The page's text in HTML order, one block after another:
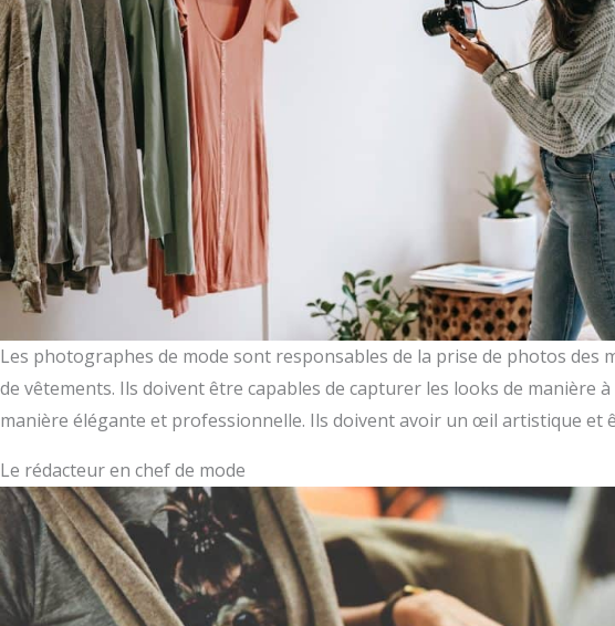
Les photographes de mode sont responsables de la prise de photos des
de vêtements. Ils doivent être capables de capturer les looks de manière
manière élégante et professionnelle. Ils doivent avoir un œil artistique et
Le rédacteur en chef de mode